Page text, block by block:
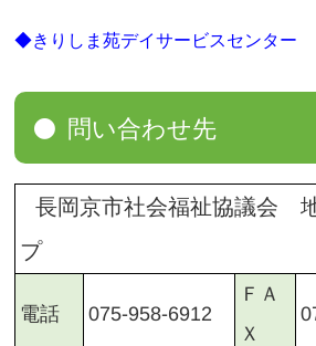
◆きりしま苑デイサービスセンター
問い合わせ先
長岡京市社会福祉協議会
プ
電話 075-958-6912
ＦＡ
Ｘ